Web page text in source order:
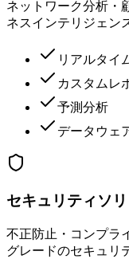
ネットワーク分析・
ネスインテリジェン
リアルタイ
カスタムレ
予測分析
データウェ
セキュリティソ
不正防止・コンプラ
グレードのセキュリ